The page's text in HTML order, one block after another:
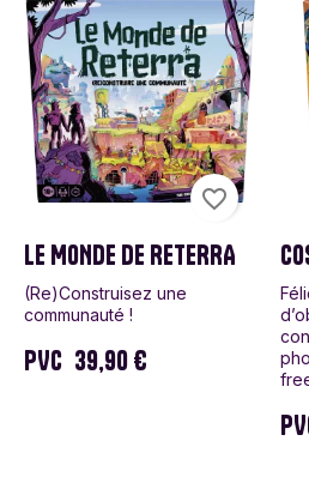
LE MONDE DE RETERRA
(Re)Construisez une
communauté !
PVC 39,90 €
favorite_border